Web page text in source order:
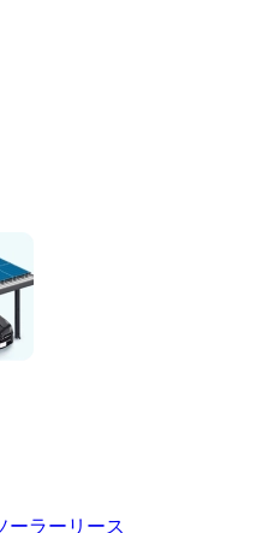
ーラーリース